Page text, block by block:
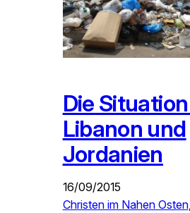
Die
Libanon und
Jordanien
16/09/2015
Christen im Nahen Osten